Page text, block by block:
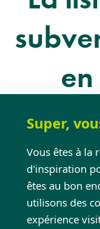
Super,
Vous êtes à la
d'inspiration
êtes au bon
utilisons des
expérience